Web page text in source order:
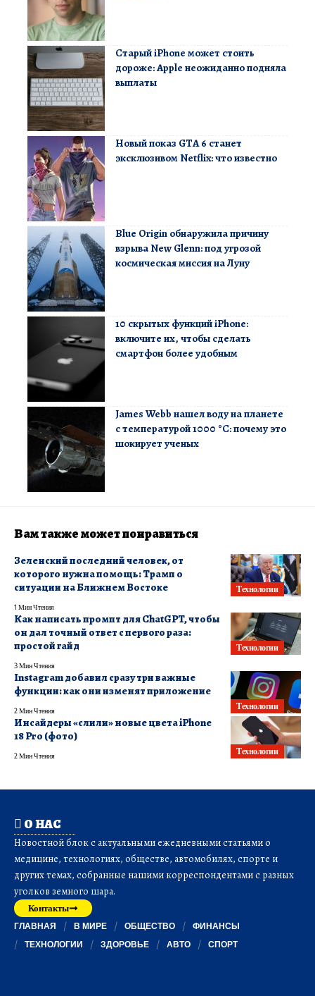
Старый iPhone может стоить
дороже: Apple неожиданно подняла
выплаты
Новый показ GTA 6 станет
эксклюзивом Netflix: что известно
Blue Origin обнаружила причину
взрыва New Glenn: под угрозой
космическая миссия на Луну
10 скрытых функций iPhone:
включите их, чтобы сделать
смартфон более удобным
James Webb нашел воду на планете
с температурой 1000 °C: почему это
шокирует ученых
Вам также может понравиться
Технологии
Зеленский последний человек, от
которого нужна помощь: Трамп о
ситуации на Ближнем Востоке
1 Мин Чтения
Технологии
Как написать промпт для ChatGPT, чтобы
он дал точный ответ с первого раза:
простой гайд
3 Мин Чтения
Технологии
Instagram добавил сразу три важные
функции: как они изменят приложение
2 Мин Чтения
Технологии
Инсайдеры «слили» новые цвета iPhone
18 Pro (фото)
2 Мин Чтения
О НАС
Новостной блок с актуальными ежедневными статьями о
медицине, технологиях, обществе, автомобилях, спорте и
других темах, собранные нашими корреспондентами с разных
уголков земного шара.
Контакты
ГЛАВНАЯ В МИРЕ ОБЩЕСТВО
ФИНАНСЫ
ТЕХНОЛОГИИ
ЗДОРОВЬЕ АВТО СПОРТ